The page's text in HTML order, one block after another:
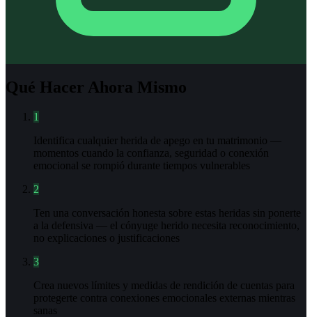
Qué Hacer Ahora Mismo
1
Identifica cualquier herida de apego en tu matrimonio —
momentos cuando la confianza, seguridad o conexión
emocional se rompió durante tiempos vulnerables
2
Ten una conversación honesta sobre estas heridas sin ponerte
a la defensiva — el cónyuge herido necesita reconocimiento,
no explicaciones o justificaciones
3
Crea nuevos límites y medidas de rendición de cuentas para
protegerte contra conexiones emocionales externas mientras
sanas